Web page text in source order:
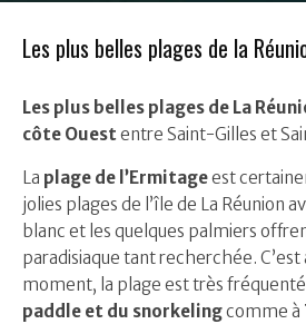
Les plus belles plages de la
Les plus belles plages de La
côte Ouestentre Saint-Gilles et
La plage de l’Ermitageest
jolies plages de l’île de La Réunion
blanc et les quelques palmiers
paradisiaque tant recherchée. C’est
moment, la plage est très
paddle et du snorkelingcomme à